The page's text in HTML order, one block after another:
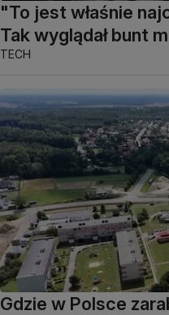
"To jest właśnie
Tak wyglądał bunt
TECH
Gdzie w Polsce